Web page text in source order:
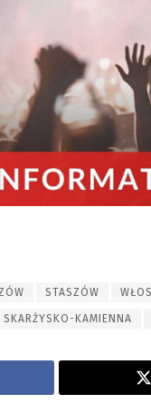
STASZÓW
SKARŻYSKO-KAMIENNA